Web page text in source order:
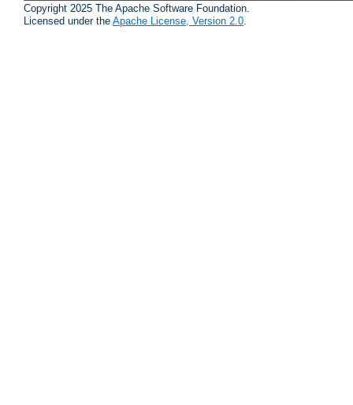
Copyright 2025 The Apache Software Foundation.
Licensed under the Apache License, Version 2.0.